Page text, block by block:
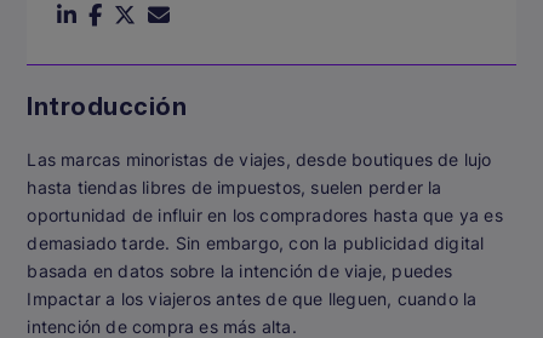
Introducción
Las marcas minoristas de viajes, desde boutiques de lujo
hasta tiendas libres de impuestos, suelen perder la
oportunidad de influir en los compradores hasta que ya es
demasiado tarde. Sin embargo, con la publicidad digital
basada en datos sobre la intención de viaje, puedes
Impactar a los viajeros antes de que lleguen, cuando la
intención de compra es más alta.